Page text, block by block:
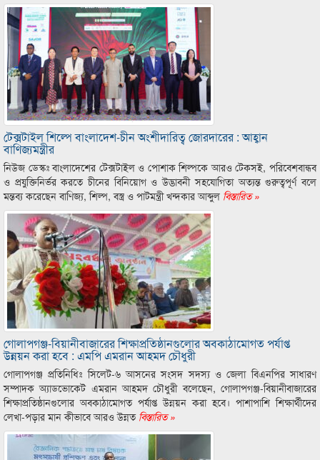
টেক্সটাইল শিল্পে বাংলাদেশ-চীন অংশীদারিত্ব জোরদারের : আহ্বান
বাণিজ্যমন্ত্রীর
নিউজ ডেস্কঃ বাংলাদেশের টেক্সটাইল ও পোশাক শিল্পকে আরও টেকসই, পরিবেশবান্ধব
ও প্রযুক্তিনির্ভর করতে চীনের বিনিয়োগ ও উদ্ভাবনী সহযোগিতা অত্যন্ত গুরুত্বপূর্ণ বলে
মন্তব্য করেছেন বাণিজ্য, শিল্প, বস্ত্র ও পাটমন্ত্রী খন্দকার আব্দুল বিস্তারিত »
গোলাপগঞ্জ-বিয়ানীবাজারের শিক্ষাপ্রতিষ্ঠানগুলোর অবকাঠামোগত পর্যাপ্ত
উন্নয়ন করা হবে : এমপি এমরান আহমদ চৌধুরী
গোলাপগঞ্জ প্রতিনিধিঃ সিলেট-৬ আসনের সংসদ সদস্য ও জেলা বিএনপির সাধারণ
সম্পাদক অ্যাডভোকেট এমরান আহমদ চৌধুরী বলেছেন, গোলাপগঞ্জ-বিয়ানীবাজারের
শিক্ষাপ্রতিষ্ঠানগুলোর অবকাঠামোগত পর্যাপ্ত উন্নয়ন করা হবে। পাশাপাশি শিক্ষার্থীদের
লেখা-পড়ার মান কীভাবে আরও উন্নতবিস্তারিত »